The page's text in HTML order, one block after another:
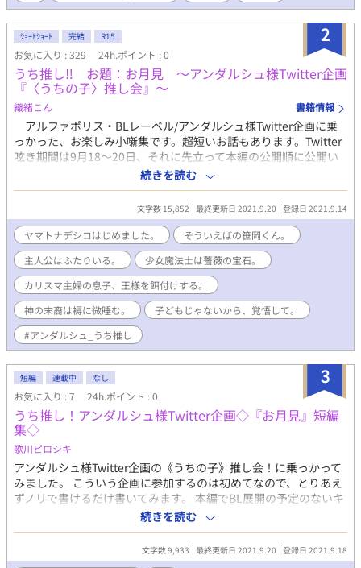
2
ｼｮｰﾄｼｮｰﾄ 完結 R15
お気に入り : 329 24h.ポイント : 0
うち推し‼︎ お題：お月見 〜アンダルシュ様Twitter企画
『〈うちの子〉推し会』〜
織緒こん 書籍情報
アルファポリス・BLレーベル/アンダルシュ様Twitter企画に乗
っかった、お楽しみ小噺集です。超短いお話もあります。Twitter
呟き期間は9月18〜20日、それに先立って本編の公開順に公開い
たします。 『〈うちの子〉推し会』お題はお月見です。 お好き
な作品だけ読むもよし、取り敢えず全部読んでみて本編にlet's go
もよし！ ⁂ ⁂ ⁂ ⁂ ⁂ 『ヤマトナデシコはじめました。』
過保護（ヤンデレ予備軍）王太子×アホの子着物男子。異世界
転移した男子高校生の玻璃と魔法剣士の王太子様です。 『そうい
えばの笹岡くん。』 ビジネスチャラ男会計×平凡地味の皮を被
った傾国。本編の舞台はなんちゃって王道学園。 『主人公はふた
りいる。』 男前風紀委員長×モブその三。乙女ゲームの中に転
生した男子高校生と攻略対象。本編は恋愛ジャンルでサブカプで
す。 『少女魔法士は薔薇の宝石。』 騎士団副団長×騎士団の算
盤係兼魔法剣士の卵。ファンタジージャンル、主人公の兄と同級
生で本編ではカップル未満。 『カリスマ主婦の息子、王様を餌付
けする。』 溺愛（ヤンデレ予備軍）王様×パン屋の倅。異世界
転生して子育てと飯テロする鈍感男子高校生と苦労性でちょっと
不憫な王様。 『神の末裔は褥に微睡む。』 堅物将軍×薄幸美少
年（中身おっさん）。奥さん溺愛のエゾヒグマ系美男子と特技は
墓穴掘りな迂闊な転生おっさん。 『子どもじゃないから、覚悟し
て。』 子爵の息子×肉屋の倅。『パン屋の倅』スピンオフ。一
途（諦めが悪い？）青年と絆されて流される童顔歳上の歳の差カ
ップル。
続きを読む
文字数 15,852 最終更新日 2021.9.20 登録日 2021.9.14
ヤマトナデシコはじめました。
そういえばの笹岡くん。
主人公はふたりいる。
少女魔法士は薔薇の宝石。
カリスマ主婦の息子、王様を餌付けする。
神の末裔は褥に微睡む。
子どもじゃないから、覚悟して。
#アンダルシュ_うち推し
3
短編 連載中 なし
お気に入り : 7 24h.ポイント : 0
うち推し！アンダルシュ様Twitter企画◇『お月見』短編
集◇
歌川ピロシキ
アンダルシュ様Twitter企画の《うちの子》推し会！に乗っかって
みました。 こういう企画に参加するのは初めてなので、とりあえ
ずノリで書けるだけ書いてみます。 本編でBL展開の予定のないキ
ャラも出てくるかもしれません。 一応、本編を読んでなくてもわ
かるように簡単にキャラの関係を書いてみましたが、大丈夫か
な…… こういった企画も、SS書くのも初めてなので生温かい目で
見守ってください<(_ _)>
続きを読む
文字数 9,933 最終更新日 2021.9.20 登録日 2021.9.18